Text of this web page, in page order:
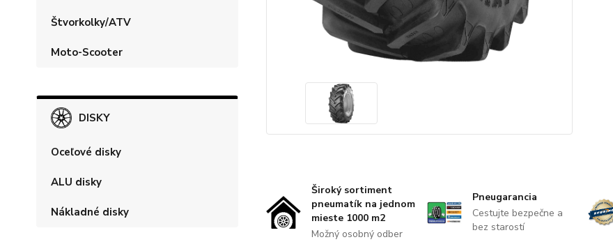
Štvorkolky/ATV
Moto-Scooter
DISKY
Oceľové disky
ALU disky
Nákladné disky
Široký sortiment
pneumatík na jednom
mieste 1000 m2
Možný osobný odber
Pneugarancia
Cestujte bezpečne a
bez starostí